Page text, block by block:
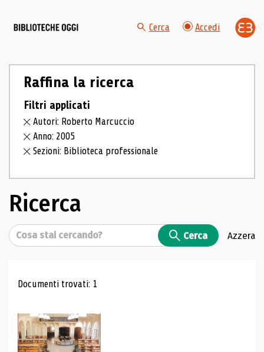
Cerca Accedi
Raffina la ricerca
Filtri applicati
Autori: Roberto Marcuccio
Anno: 2005
Sezioni: Biblioteca professionale
Ricerca
Cerca Cerca Azzera
Risultati di ricerca
Documenti trovati: 1